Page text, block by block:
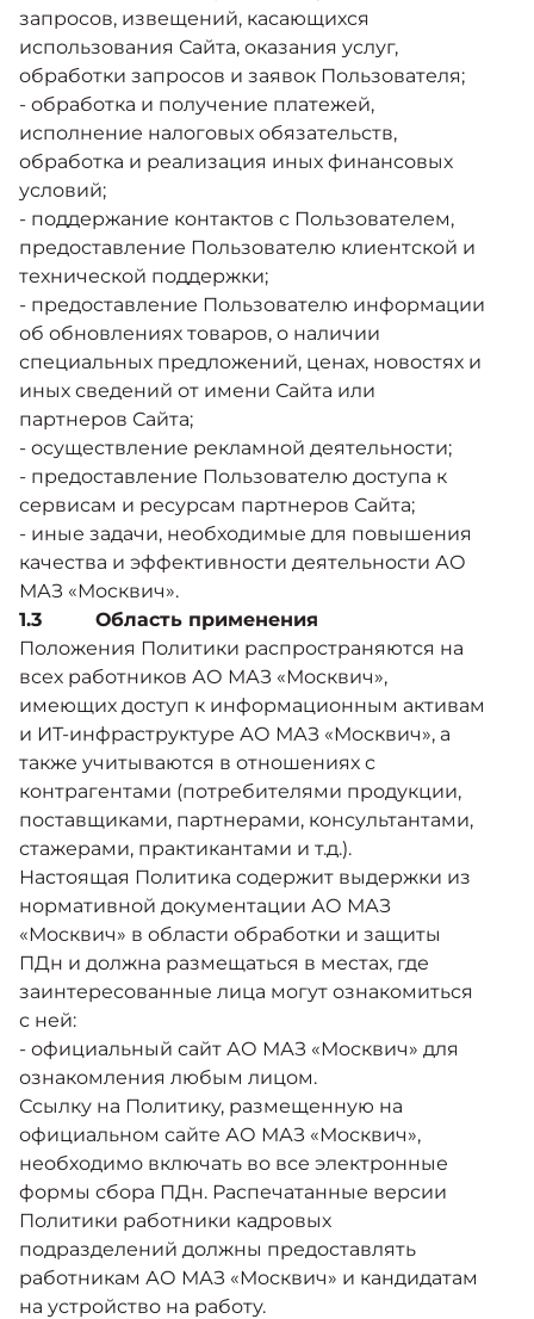
запросов, извещений, касающихся
использования Сайта, оказания услуг,
обработки запросов и заявок Пользователя;
- обработка и получение платежей,
исполнение налоговых обязательств,
обработка и реализация иных финансовых
условий;
- поддержание контактов с Пользователем,
предоставление Пользователю клиентской и
технической поддержки;
- предоставление Пользователю информации
об обновлениях товаров, о наличии
специальных предложений, ценах, новостях и
иных сведений от имени Сайта или
партнеров Сайта;
- осуществление рекламной деятельности;
- предоставление Пользователю доступа к
сервисам и ресурсам партнеров Сайта;
- иные задачи, необходимые для повышения
качества и эффективности деятельности АО
МАЗ «Москвич».
1.3 Область применения
Положения Политики распространяются на
всех работников АО МАЗ «Москвич»,
имеющих доступ к информационным активам
и ИТ-инфраструктуре АО МАЗ «Москвич», а
также учитываются в отношениях с
контрагентами (потребителями продукции,
поставщиками, партнерами, консультантами,
стажерами, практикантами и т.д.).
Настоящая Политика содержит выдержки из
нормативной документации АО МАЗ
«Москвич» в области обработки и защиты
ПДн и должна размещаться в местах, где
заинтересованные лица могут ознакомиться
с ней:
- официальный сайт АО МАЗ «Москвич» для
ознакомления любым лицом.
Ссылку на Политику, размещенную на
официальном сайте АО МАЗ «Москвич»,
необходимо включать во все электронные
формы сбора ПДн. Распечатанные версии
Политики работники кадровых
подразделений должны предоставлять
работникам АО МАЗ «Москвич» и кандидатам
на устройство на работу.